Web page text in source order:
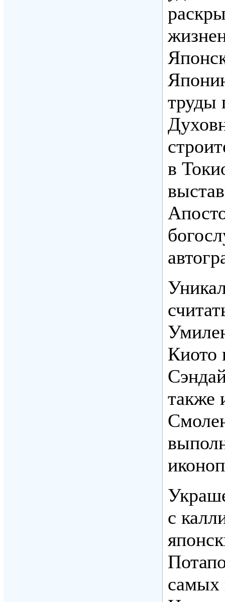
труды
в
Киото
также
с
самых